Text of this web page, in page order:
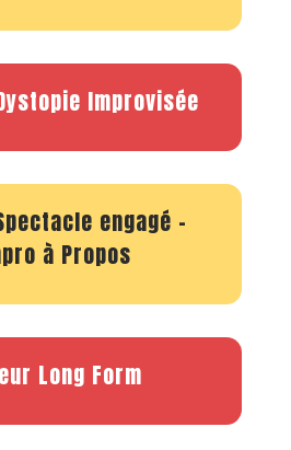
Improvisée
engagé –
à Propos
Long Form